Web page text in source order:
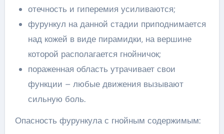
отечность и гиперемия усиливаются;
фурункул на данной стадии приподнимается
над кожей в виде пирамидки, на вершине
которой располагается гнойничок;
пораженная область утрачивает свои
функции – любые движения вызывают
сильную боль.
Опасность фурункула с гнойным содержимым: